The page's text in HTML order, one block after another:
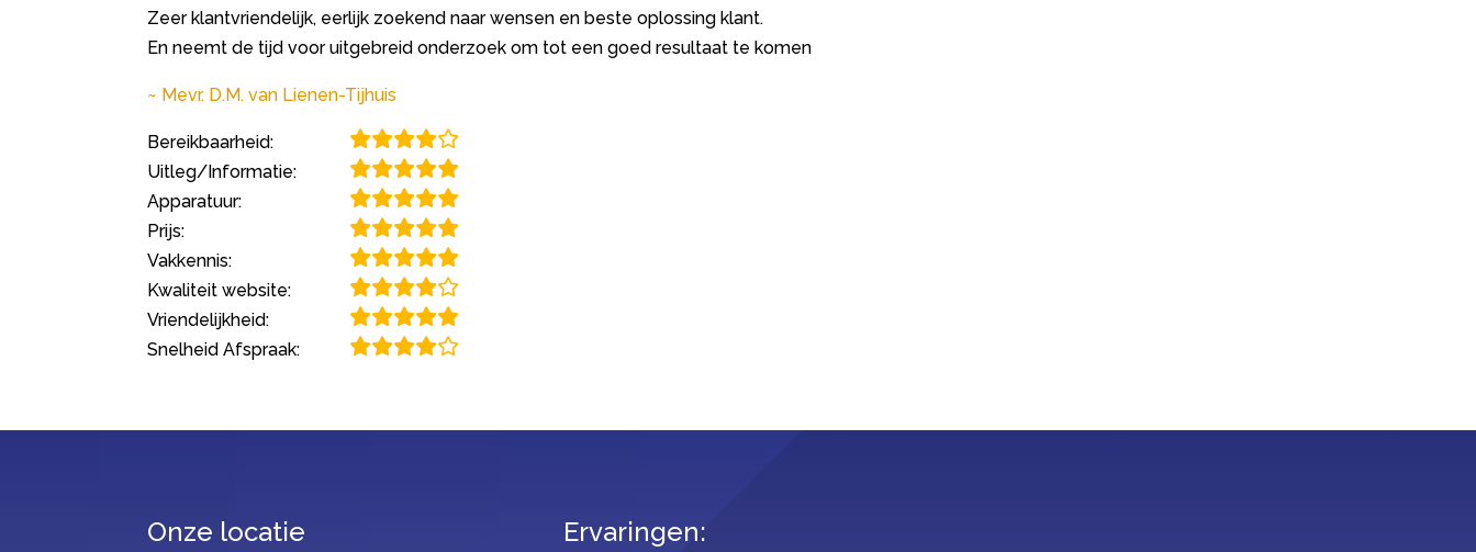
Zeer klantvriendelijk, eerlijk zoekend naar wensen en beste oplossing klant.
En neemt de tijd voor uitgebreid onderzoek om tot een goed resultaat te komen
Mevr. D.M. van Lienen-Tijhuis
Bereikbaarheid:
Uitleg/Informatie:
Apparatuur:
Prijs:
Vakkennis:
Kwaliteit website:
Vriendelijkheid:
Snelheid Afspraak:
Onze locatie Ervaringen: